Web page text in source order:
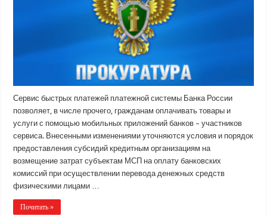
Сервис быстрых платежей платежной системы Банка России
позволяет, в числе прочего, гражданам оплачивать товары и
услуги с помощью мобильных приложений банков – участников
сервиса. Внесенными изменениями уточняются условия и порядок
предоставления субсидий кредитным организациям на
возмещение затрат субъектам МСП на оплату банковских
комиссий при осуществлении перевода денежных средств
физическими лицами …
Почитать »